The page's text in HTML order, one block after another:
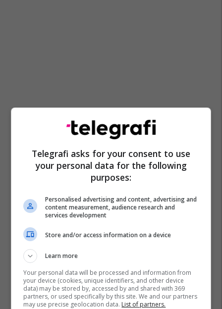
Telegrafi asks for your consent to use
your personal data for the following
purposes:
Personalised advertising and content, advertising and
content measurement, audience research and
services development
Store and/or access information on a device
Learn more
Your personal data will be processed and information from
your device (cookies, unique identifiers, and other device
data) may be stored by, accessed by and shared with 369
partners, or used specifically by this site. We and our partners
may use precise geolocation data. List of partners.